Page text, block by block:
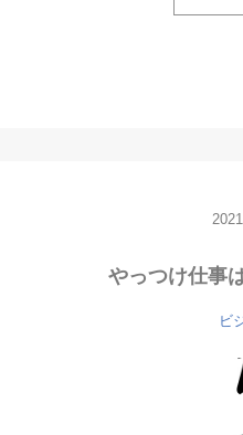
やっつけ仕事
ビ